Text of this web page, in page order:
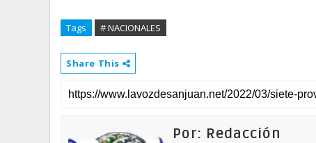
Tags # NACIONALES
Share This
Por: Redacción